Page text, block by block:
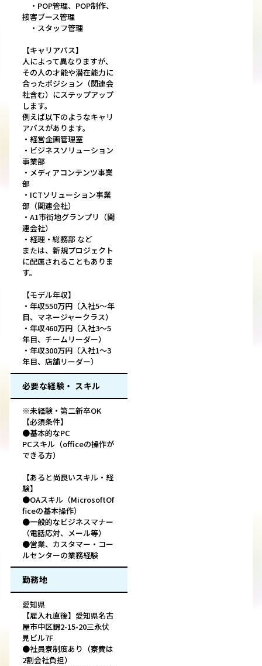
・POP管理、POP制作、
接客ブース管理
・スタッフ管理
【キャリアパス】
人によって異なりますが、
その人の才能や潜在能力に
合ったポジション（関連会
社含む）にステップアップ
します。
例えば以下のようなキャリ
アパスがあります。
・経営企画管理室
・ビジネスソリューション
事業部
・メディアコンテンツ事業
部
・ICTソリューション事業
部（関連会社）
・A1市街地グランプリ（関
連会社）
・経理・総務部 など
または、新規プロジェクト
に配属されることもありま
す。
【モデル年収】
・年収550万円（入社5～年
目、マネージャークラス）
・年収460万円（入社3～5
年目、チームリーダー）
・年収300万円（入社1～3
年目、店舗リーダー）
必要な経験・ スキル
※未経験・第二新卒OK
【必須条件】
●基本的なPC
PCスキル（officeの操作が
できる方）
【あると尚良いスキル・経
験】
●OAスキル（MicrosoftOf
ficeの基本操作）
●一般的なビジネスマナー
（電話応対、メール等）
●営業、カスタマー・コー
ルセンターの業務経験
勤務地
愛知県
【雇入れ直後】愛知県名古
屋市中区錦2-15-20三永伏
見ビル7F
●社員寮制度あり（寮費は
2割会社負担）